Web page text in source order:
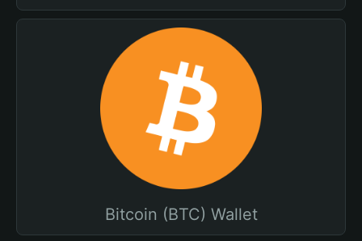
Bitcoin (BTC) Wallet